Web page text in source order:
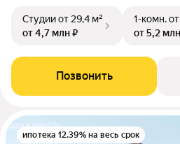
Студииот 29,4 м²
от 4,7 млн ₽
1-комн.
от 5,2
Позвонить
ипотека 12.39% на весь срок